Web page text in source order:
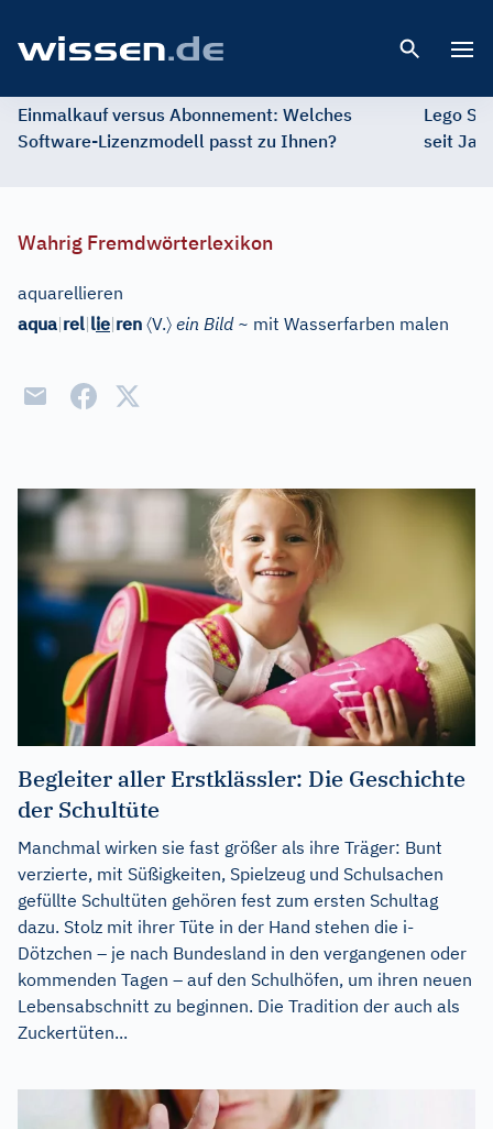
Einmalkauf versus Abonnement: Welches
Software-Lizenzmodell passt zu Ihnen?
Lego
seit
Wahrig Fremdwörterlexikon
aquarellieren
aqua|rel|lie|ren 〈V.〉 ein Bild ~ mit Wasserfarben malen
Begleiter aller Erstklässler: Die Geschichte
der Schultüte
Manchmal wirken sie fast größer als ihre Träger: Bunt
verzierte, mit Süßigkeiten, Spielzeug und Schulsachen
gefüllte Schultüten gehören fest zum ersten Schultag
dazu. Stolz mit ihrer Tüte in der Hand stehen die i-
Dötzchen – je nach Bundesland in den vergangenen oder
kommenden Tagen – auf den Schulhöfen, um ihren neuen
Lebensabschnitt zu beginnen. Die Tradition der auch als
Zuckertüten...